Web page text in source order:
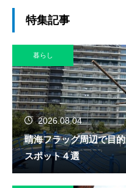
特集記事
暮らし
2026.08.04
晴海フラッグ周辺で目
スポット４選